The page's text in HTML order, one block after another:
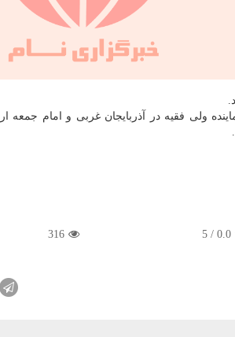
ولی فقیه در آذربایجان غربی و امام جمعه
0.0
/
5
316